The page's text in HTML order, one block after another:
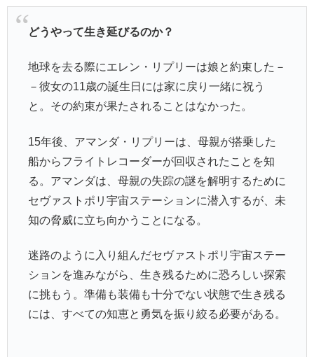
どうやって生き延びるのか？
地球を去る際にエレン・リプリーは娘と約束した－
－彼女の11歳の誕生日には家に戻り一緒に祝う
と。その約束が果たされることはなかった。
15年後、アマンダ・リプリーは、母親が搭乗した
船からフライトレコーダーが回収されたことを知
る。アマンダは、母親の失踪の謎を解明するために
セヴァストポリ宇宙ステーションに潜入するが、未
知の脅威に立ち向かうことになる。
迷路のように入り組んだセヴァストポリ宇宙ステー
ションを進みながら、生き残るために恐ろしい探索
に挑もう。準備も装備も十分でない状態で生き残る
には、すべての知恵と勇気を振り絞る必要がある。